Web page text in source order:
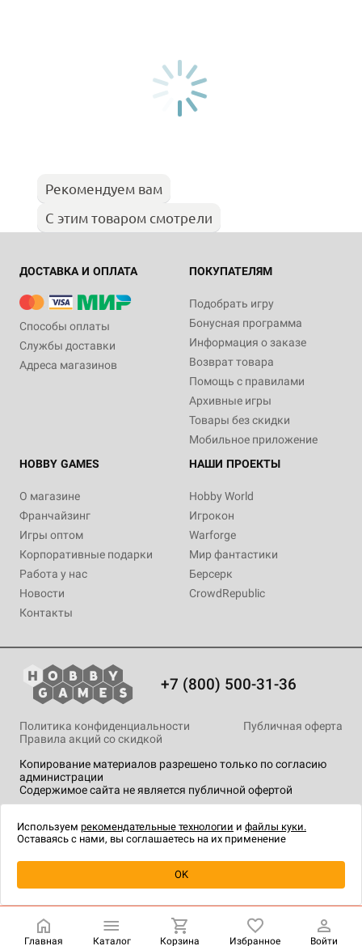
Уведомить о наличии
Рекомендуем вам
С этим товаром смотрели
ДОСТАВКА И ОПЛАТА
Способы оплаты
Службы доставки
Адреса магазинов
ПОКУПАТЕЛЯМ
Подобрать игру
Бонусная программа
Информация о заказе
Возврат товара
Помощь с правилами
Архивные игры
Товары без скидки
Мобильное приложение
HOBBY GAMES
О магазине
Франчайзинг
Игры оптом
Корпоративные подарки
Работа у нас
Новости
Контакты
НАШИ ПРОЕКТЫ
Hobby World
Игрокон
Warforge
Мир фантастики
Берсерк
CrowdRepublic
+7 (800) 500-31-36
Копирование материалов разрешено только по согласию
администрации
Содержимое сайта не является публичной офертой
Политика конфиденциальности
Публичная оферта
Правила акций со скидкой
технологии.
Главная Каталог Корзина Избранное Войти
Используем рекомендательные технологии и файлы куки.
Оставаясь с нами, вы соглашаетесь на их применение
OK